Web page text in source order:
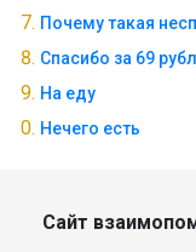
Почему такая
Спасибо за 69
На еду
Нечего есть
Сайт